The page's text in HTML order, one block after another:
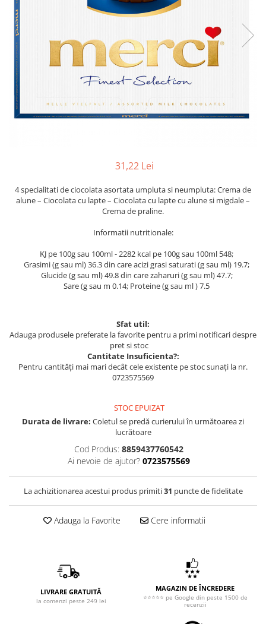
31,22 Lei
4 specialitati de ciocolata asortata umpluta si neumpluta: Crema de
alune – Ciocolata cu lapte – Ciocolata cu lapte cu alune si migdale –
Crema de praline.
Informatii nutritionale:
KJ pe 100g sau 100ml - 2282 kcal pe 100g sau 100ml 548;
Grasimi (g sau ml) 36.3 din care acizi grasi saturati (g sau ml) 19.7;
Glucide (g sau ml) 49.8 din care zaharuri (g sau ml) 47.7;
Sare (g sau m 0.14; Proteine (g sau ml ) 7.5
Sfat util:
Adauga produsele preferate la favorite pentru a primi notificari despre
pret si stoc
Cantitate Insuficienta?:
Pentru cantități mai mari decât cele existente pe stoc sunați la nr.
0723575569
STOC EPUIZAT
Durata de livrare: Coletul se predă curierului în următoarea zi
lucrătoare
Cod Produs: 8859437760542
Ai nevoie de ajutor? 0723575569
La achizitionarea acestui produs primiti31 puncte de fidelitate
Adauga la Favorite Cere informatii
LIVRARE GRATUITĂ
la comenzi peste 249 lei
MAGAZIN DE ÎNCREDERE
⭐⭐⭐⭐⭐ pe Google din peste 1500 de
recenzii